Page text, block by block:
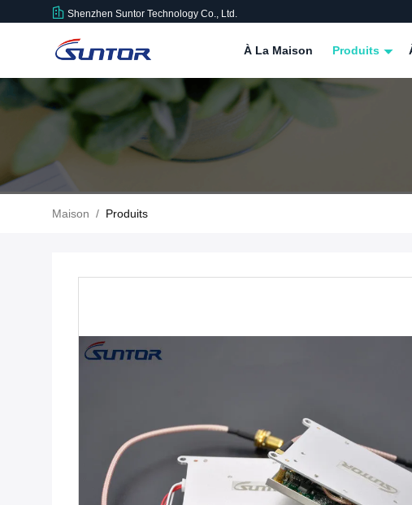
Shenzhen Suntor Technology Co., Ltd.
À La Maison Produits
Maison / Produits